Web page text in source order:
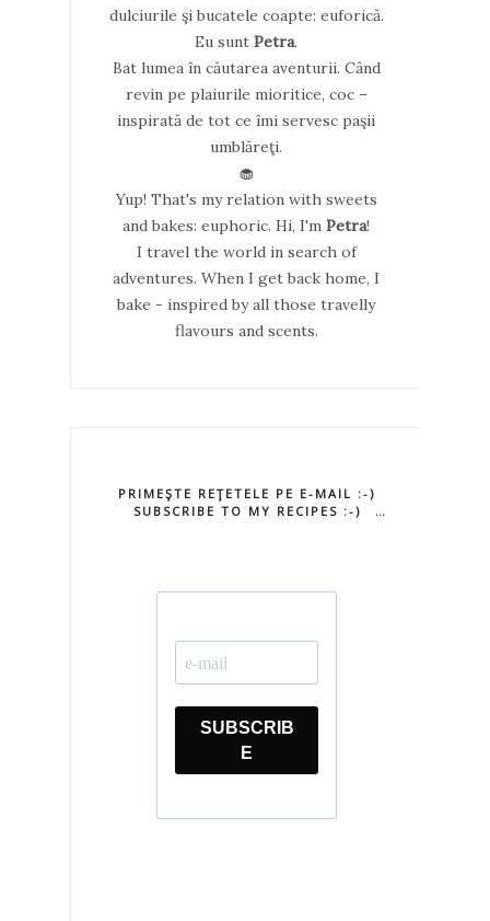
dulciurile şi bucatele coapte: euforică.
Eu sunt Petra.
Bat lumea în căutarea aventurii. Când
revin pe plaiurile mioritice, coc –
inspirată de tot ce îmi servesc paşii
umblăreţi.
🧁
Yup! That's my relation with sweets
and bakes: euphoric. Hi, I'm Petra!
I travel the world in search of
adventures. When I get back home, I
bake - inspired by all those travelly
flavours and scents.
PRIMEŞTE REŢETELE PE E-MAIL :-)
SUBSCRIBE TO MY RECIPES :-)